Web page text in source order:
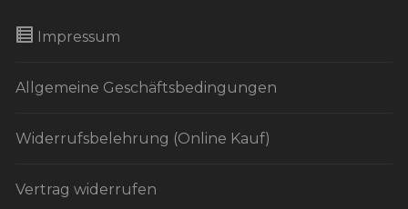
Impressum
Allgemeine Geschäftsbedingungen
Widerrufsbelehrung (Online Kauf)
Vertrag widerrufen